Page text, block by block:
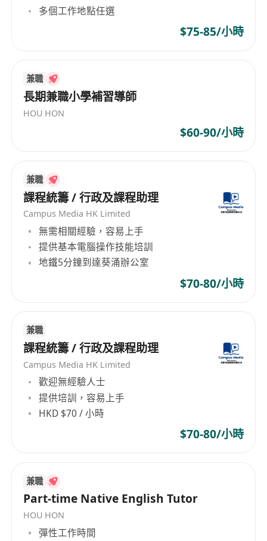
多個工作地點任選
$75-85/小時
兼職
長期兼職小學補習導師
HOU HON
$60-90/小時
兼職
課程統籌 / 行政及課程助理
Campus Media HK Limited
無需相關經驗，容易上手
提供基本電腦操作技能培訓
地鐵5分鐘到達葵涌辦公室
$70-80/小時
兼職
課程統籌 / 行政及課程助理
Campus Media HK Limited
歡迎無經驗人士
提供培訓，容易上手
HKD $70 / 小時
$70-80/小時
兼職
Part-time Native English Tutor
HOU HON
彈性工作時間